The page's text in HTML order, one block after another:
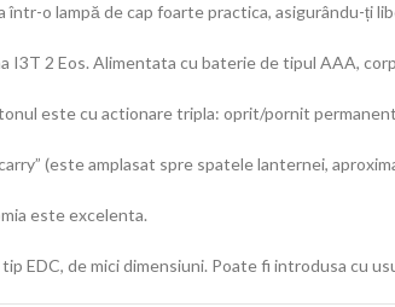
o lampă de cap foarte practica, asigurându-ți
2 Eos. Alimentata cu baterie de tipul AAA,
este cu actionare tripla: oprit/pornit
(este amplasat spre spatele lanternei,
este excelenta.
de mici dimensiuni. Poate fi introdusa cu